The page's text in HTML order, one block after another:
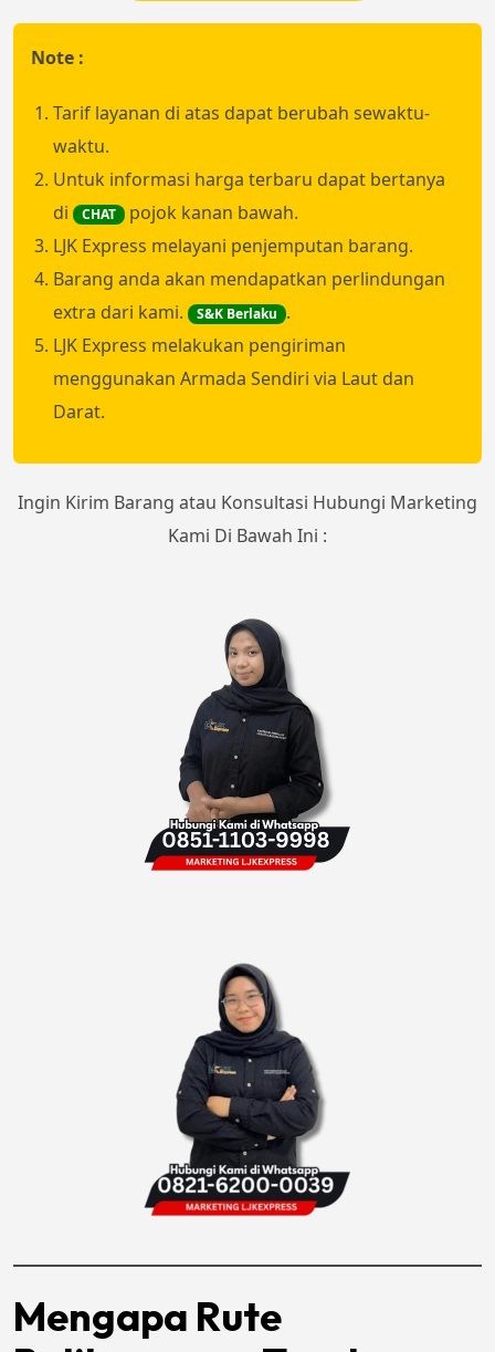
Note :
Tarif layanan di atas dapat berubah sewaktu-
waktu.
Untuk informasi harga terbaru dapat bertanya
di
CHAT
pojok kanan bawah.
LJK Express melayani penjemputan barang.
Barang anda akan mendapatkan perlindungan
extra dari kami.
S&K Berlaku .
LJK Express melakukan pengiriman
menggunakan Armada Sendiri via Laut dan
Darat.
Ingin Kirim Barang atau Konsultasi Hubungi Marketing
Kami Di Bawah Ini :
Mengapa Rute